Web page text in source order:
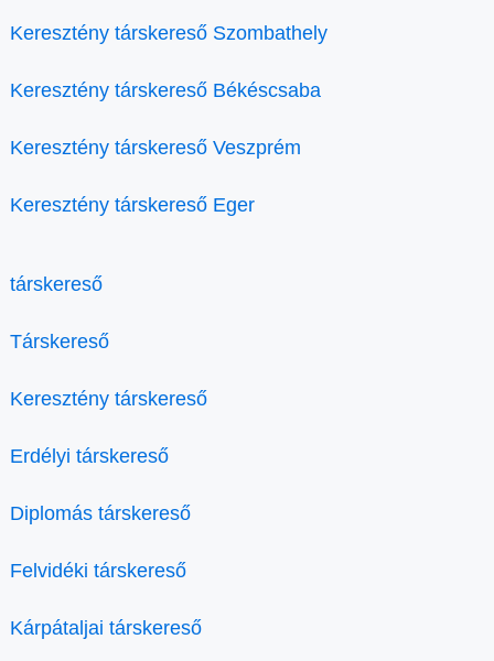
Keresztény társkereső Szombathely
Keresztény társkereső Békéscsaba
Keresztény társkereső Veszprém
Keresztény társkereső Eger
társkereső
Társkereső
Keresztény társkereső
Erdélyi társkereső
Diplomás társkereső
Felvidéki társkereső
Kárpátaljai társkereső